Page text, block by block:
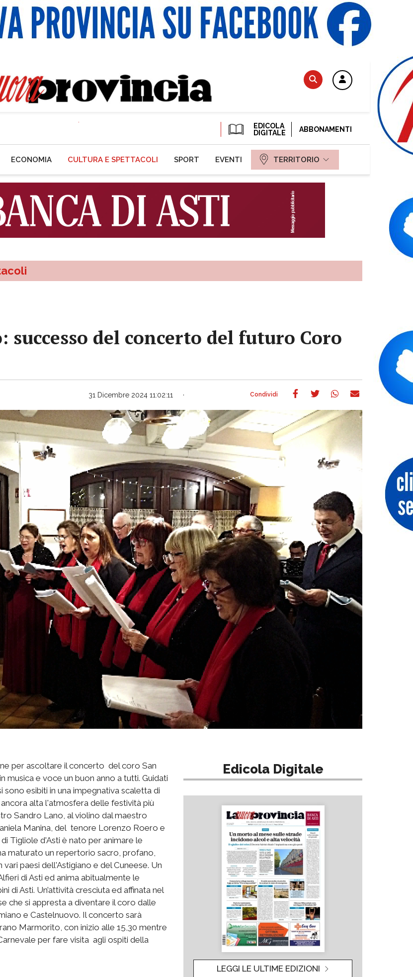
EDICOLA
DIGITALE
ABBONAMENTI
ECONOMIA CULTURA E SPETTACOLI SPORT EVENTI TERRITORIO
successo del concerto del futuro Coro
31 Dicembre 2024 11:02:11
per ascoltare il concerto del coro San
e voce un buon anno a tutti. Guidati
esibiti in una impegnativa scaletta di
alta l'atmosfera delle festività più
Sandro Lano, al violino dal maestro
Manina, del tenore Lorenzo Roero e
Tigliole d'Asti è nato per animare le
maturato un repertorio sacro, profano,
paesi dell'Astigiano e del Cuneese. Un
di Asti ed anima abitualmente le
di Asti. Un’attività cresciuta ed affinata nel
che si appresta a diventare il coro dalle
e Castelnuovo. Il concerto sarà
Marmorito, con inizio alle 15,30 mentre
per fare visita agli ospiti della
Edicola Digitale
LEGGI LE ULTIME EDIZIONI